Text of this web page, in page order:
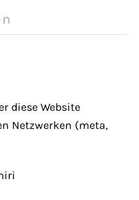
diese Website
Netzwerken (meta,